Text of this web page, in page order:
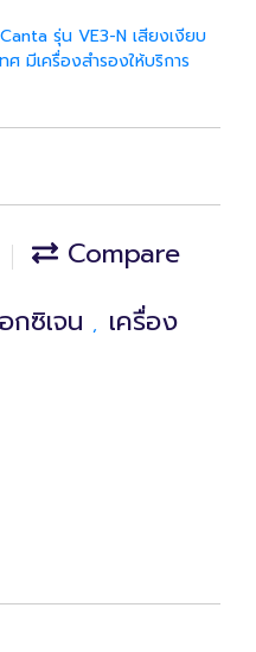
รุ่น VE3-N เสียงเงียบ
มีเครื่องสำรองให้บริการ
Compare
กซิเจน , เครื่อง